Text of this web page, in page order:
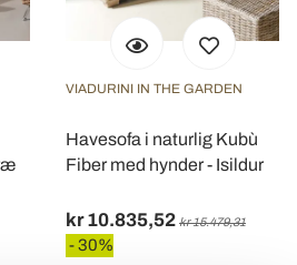
VIADURINI IN THE GARDEN
Havesofa i naturlig Kubù
Fiber med hynder - Isildur
kr 10.835,52 kr 15.479,31
- 30%